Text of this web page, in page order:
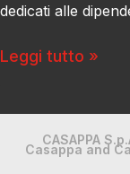
dedicati alle
Leggi tutto »
CASAPPA
Casappa and